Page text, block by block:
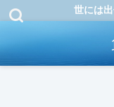
世には